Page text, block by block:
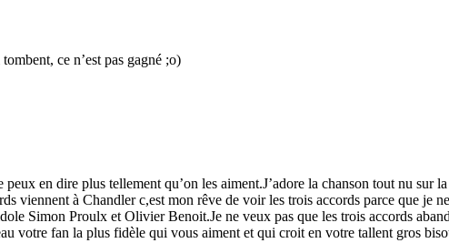
ce n’est pas gagné ;o)
en dire plus tellement qu’on les aiment.J’adore la chanson tout nu sur
viennent à Chandler c,est mon rêve de voir les trois accords parce que je
Simon Proulx et Olivier Benoit.Je ne veux pas que les trois accords
votre fan la plus fidèle qui vous aiment et qui croit en votre tallent gros